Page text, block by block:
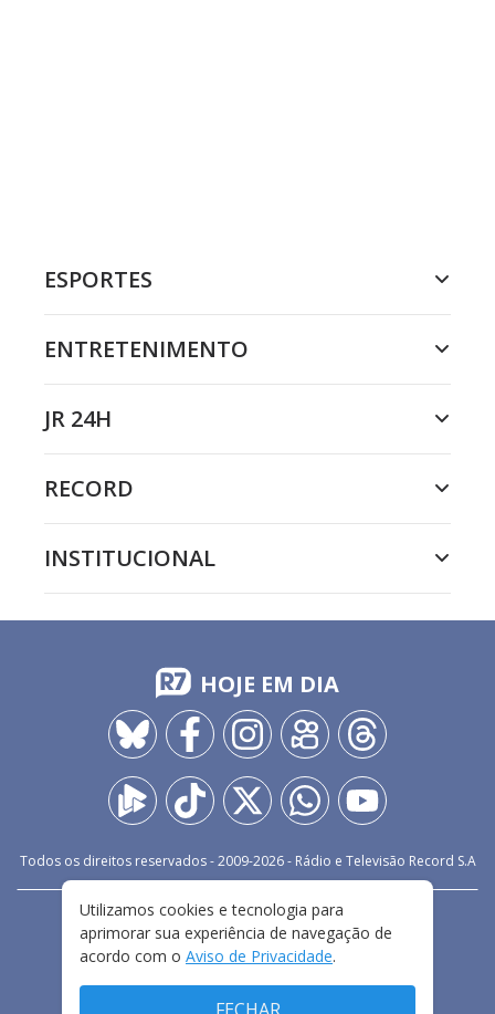
ESPORTES
ENTRETENIMENTO
JR 24H
RECORD
INSTITUCIONAL
HOJE EM DIA
Todos os direitos reservados - 2009-2026- Rádio e Televisão Record S.A
FALE CONOSCO
PRIVACIDADE
TERMOS E CONDIÇÕES DE USO
Utilizamos cookies e tecnologia para
aprimorar sua experiência de navegação de
acordo com o Aviso de Privacidade.